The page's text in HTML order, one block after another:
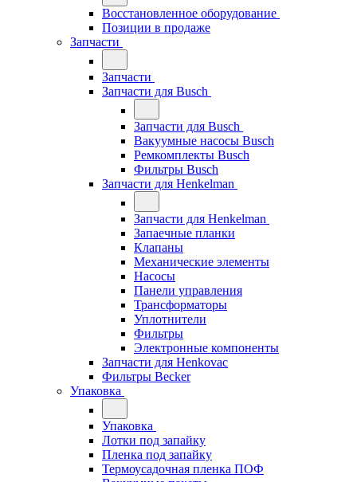
Восстановленное оборудование
Позиции в продаже
Запчасти
Запчасти
Запчасти для Busch
Запчасти для Busch
Вакуумные насосы Busch
Ремкомплекты Busch
Фильтры Busch
Запчасти для Henkelman
Запчасти для Henkelman
Запаечные планки
Клапаны
Механические элементы
Насосы
Панели управления
Трансформаторы
Уплотнители
Фильтры
Электронные компоненты
Запчасти для Henkovac
Фильтры Becker
Упаковка
Упаковка
Лотки под запайку
Пленка под запайку
Термоусадочная пленка ПОФ